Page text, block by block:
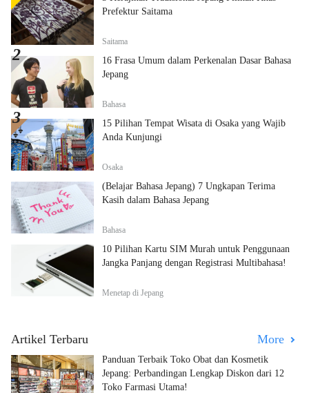
Prefektur Saitama
Saitama
16 Frasa Umum dalam Perkenalan Dasar Bahasa
Jepang
Bahasa
15 Pilihan Tempat Wisata di Osaka yang Wajib
Anda Kunjungi
Osaka
(Belajar Bahasa Jepang) 7 Ungkapan Terima
Kasih dalam Bahasa Jepang
Bahasa
10 Pilihan Kartu SIM Murah untuk Penggunaan
Jangka Panjang dengan Registrasi Multibahasa!
Menetap di Jepang
Artikel Terbaru More
Panduan Terbaik Toko Obat dan Kosmetik
Jepang: Perbandingan Lengkap Diskon dari 12
Toko Farmasi Utama!